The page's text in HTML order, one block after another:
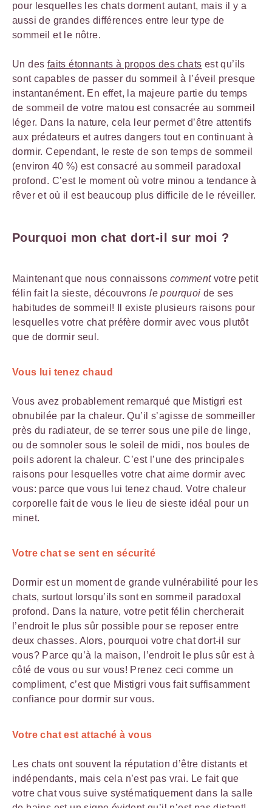
pour lesquelles les chats dorment autant, mais il y a
aussi de grandes différences entre leur type de
sommeil et le nôtre.
Un des faits étonnants à propos des chats est qu’ils
sont capables de passer du sommeil à l’éveil presque
instantanément. En effet, la majeure partie du temps
de sommeil de votre matou est consacrée au sommeil
léger. Dans la nature, cela leur permet d’être attentifs
aux prédateurs et autres dangers tout en continuant à
dormir. Cependant, le reste de son temps de sommeil
(environ 40 %) est consacré au sommeil paradoxal
profond. C’est le moment où votre minou a tendance à
rêver et où il est beaucoup plus difficile de le réveiller.
Pourquoi mon chat dort-il sur moi ?
Maintenant que nous connaissons commentvotre petit
félin fait la sieste, découvronsle pourquoi de ses
habitudes de sommeil! Il existe plusieurs raisons pour
lesquelles votre chat préfère dormir avec vous plutôt
que de dormir seul.
Vous lui tenez chaud
Vous avez probablement remarqué que Mistigri est
obnubilée par la chaleur. Qu’il s’agisse de sommeiller
près du radiateur, de se terrer sous une pile de linge,
ou de somnoler sous le soleil de midi, nos boules de
poils adorent la chaleur. C’est l’une des principales
raisons pour lesquelles votre chat aime dormir avec
vous: parce que vous lui tenez chaud. Votre chaleur
corporelle fait de vous le lieu de sieste idéal pour un
minet.
Votre chat se sent en sécurité
Dormir est un moment de grande vulnérabilité pour les
chats, surtout lorsqu’ils sont en sommeil paradoxal
profond. Dans la nature, votre petit félin chercherait
l’endroit le plus sûr possible pour se reposer entre
deux chasses. Alors, pourquoi votre chat dort-il sur
vous? Parce qu’à la maison, l’endroit le plus sûr est à
côté de vous ou sur vous! Prenez ceci comme un
compliment, c’est que Mistigri vous fait suffisamment
confiance pour dormir sur vous.
Votre chat est attaché à vous
Les chats ont souvent la réputation d’être distants et
indépendants, mais cela n’est pas vrai. Le fait que
votre chat vous suive systématiquement dans la salle